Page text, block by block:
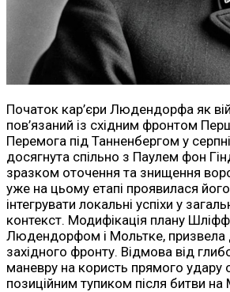
Початок кар’єри Людендорфа як
пов’язаний із східним фронтом
Перемога під Танненбергом у
досягнута спільно з Паулем фон
зразком оточення та знищення
уже на цьому етапі проявилася
інтегрувати локальні успіхи у
контекст. Модифікація плану
Людендорфом і Мольтке, призвела
західного фронту. Відмова від
маневру на користь прямого удару
позиційним тупиком після битви на